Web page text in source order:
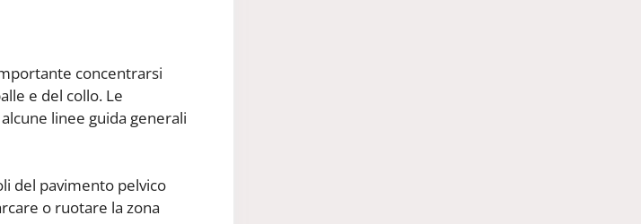
concentrarsi
e del collo. Le
linee guida generali
del pavimento pelvico
o ruotare la zona